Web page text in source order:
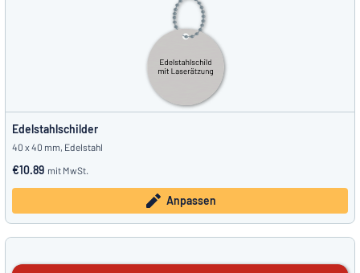
Edelstahlschilder
40 x 40 mm, Edelstahl
€10.89 mit MwSt.
Anpassen